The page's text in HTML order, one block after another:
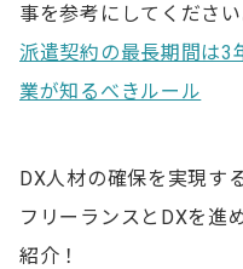
事を参考にしてください
派遣契約の最長期間は3
業が知るべきルール
DX人材の確保を実現す
フリーランスとDXを進
紹介！